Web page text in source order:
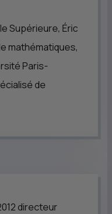
Supérieure, Éric
mathématiques,
Paris-
de
directeur